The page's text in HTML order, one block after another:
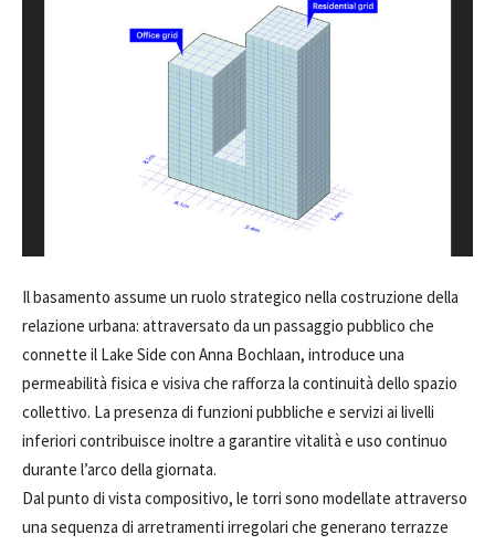
Il basamento assume un ruolo strategico nella costruzione della
relazione urbana: attraversato da un passaggio pubblico che
connette il Lake Side con Anna Bochlaan, introduce una
permeabilità fisica e visiva che rafforza la continuità dello spazio
collettivo. La presenza di funzioni pubbliche e servizi ai livelli
inferiori contribuisce inoltre a garantire vitalità e uso continuo
durante l’arco della giornata.
Dal punto di vista compositivo, le torri sono modellate attraverso
una sequenza di arretramenti irregolari che generano terrazze